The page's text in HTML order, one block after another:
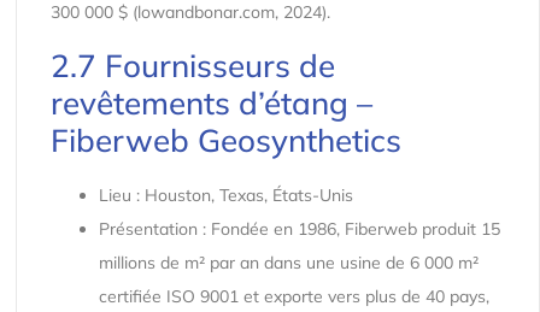
300 000 $ (lowandbonar.com, 2024).
2.7 Fournisseurs de
revêtements d’étang –
Fiberweb Geosynthetics
Lieu : Houston, Texas, États-Unis
Présentation : Fondée en 1986, Fiberweb produit 15
millions de m² par an dans une usine de 6 000 m²
certifiée ISO 9001 et exporte vers plus de 40 pays,